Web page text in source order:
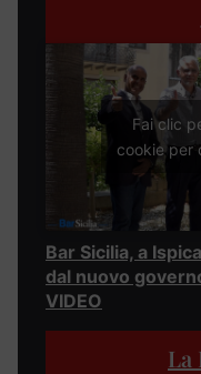
Fai clic
cookie per
Bar Sicilia, a
dal nuovo
VIDEO
La